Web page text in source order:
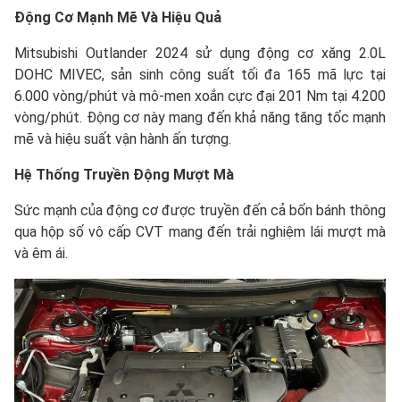
Động Cơ Mạnh Mẽ Và Hiệu Quả
Mitsubishi Outlander 2024 sử dụng động cơ xăng 2.0L
DOHC MIVEC, sản sinh công suất tối đa 165 mã lực tại
6.000 vòng/phút và mô-men xoắn cực đại 201 Nm tại 4.200
vòng/phút. Động cơ này mang đến khả năng tăng tốc mạnh
mẽ và hiệu suất vận hành ấn tượng.
Hệ Thống Truyền Động Mượt Mà
Sức mạnh của động cơ được truyền đến cả bốn bánh thông
qua hộp số vô cấp CVT mang đến trải nghiệm lái mượt mà
và êm ái.